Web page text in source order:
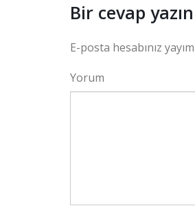
Bir cevap yazın
E-posta hesabınız
Yorum